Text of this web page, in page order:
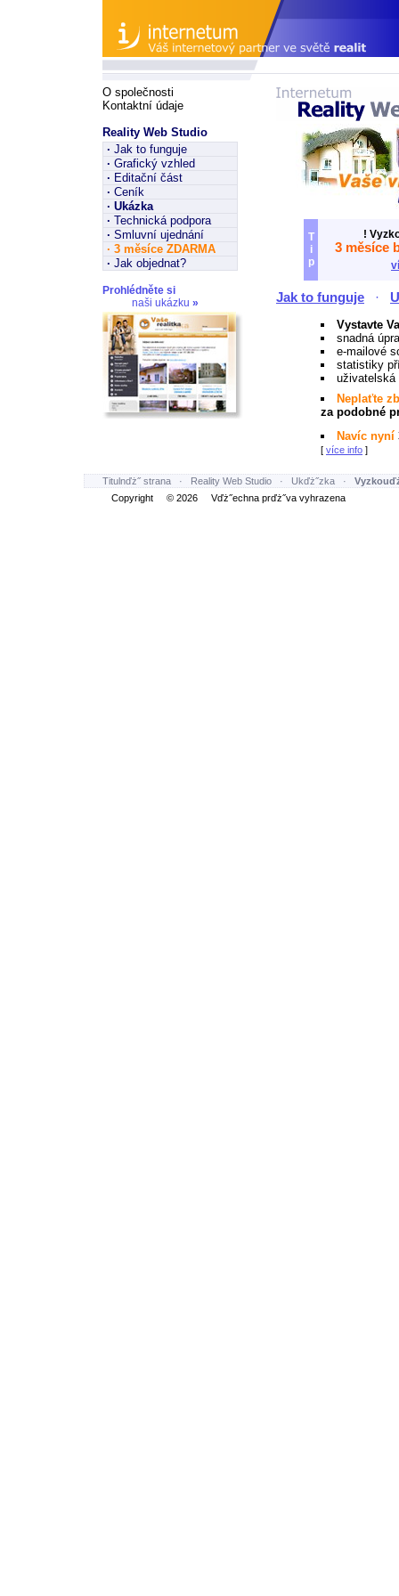
O společnosti
Kontaktní údaje
Reality Web Studio
· Jak to funguje
· Grafický vzhled
· Editační část
· Ceník
· Ukázka
· Technická podpora
· Smluvní ujednání
· 3 měsíce ZDARMA
· Jak objednat?
Prohlédněte si
naši ukázku »
T
i
p
!
3 měsíce
Jak to funguje ·
Vystavte
snadná
e-mailové
statistiky
uživatelská
Neplaťte
za podobné
Navíc nyní
[ více info ]
Titulnďż˝ strana · Reality Web Studio · Ukďż˝zka ·
Copyright © 2026 Vďż˝echna prďż˝va vyhrazena